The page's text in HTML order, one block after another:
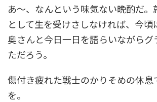
あ～、なんという味気ない晩酌だ
として生を受けさしなければ、今頃
奥さんと今日一日を語らいながらグ
ただろう。
傷付き疲れた戦士のかりそめの休息
を。